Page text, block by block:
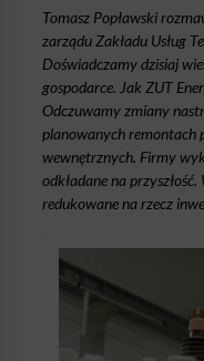
Tomasz Popławski
zarządu Zakładu Usług
Doświadczamy dzisiaj
gospodarce. Jak ZUT
Odczuwamy zmiany
planowanych remontach
wewnętrznych. Firmy
odkładane na
redukowane na rzecz